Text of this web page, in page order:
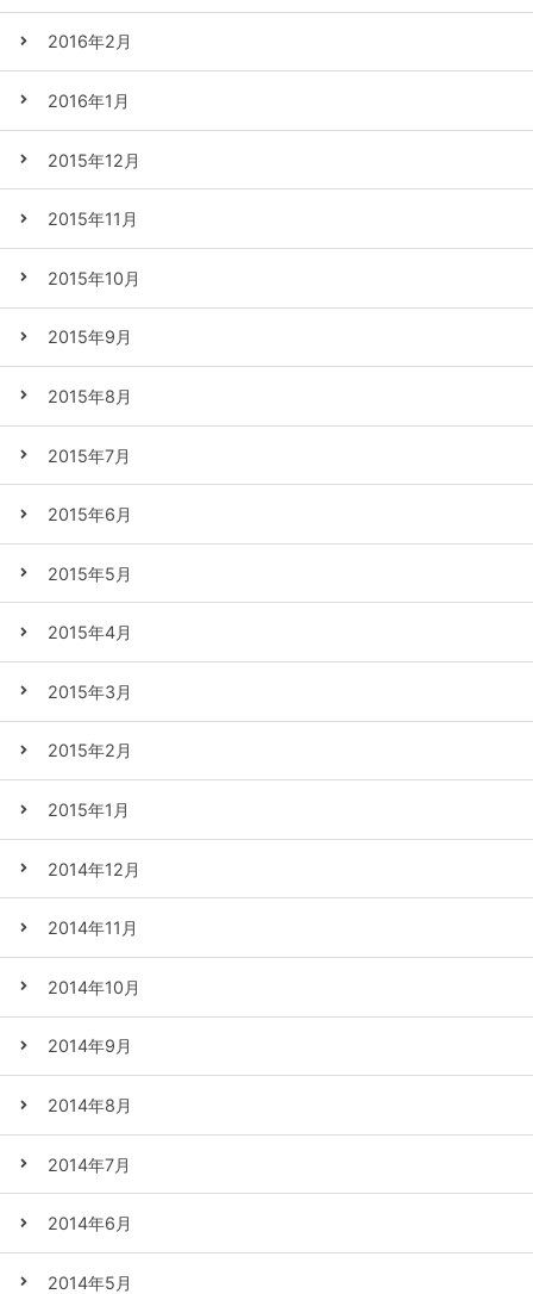
2016年2月
2016年1月
2015年12月
2015年11月
2015年10月
2015年9月
2015年8月
2015年7月
2015年6月
2015年5月
2015年4月
2015年3月
2015年2月
2015年1月
2014年12月
2014年11月
2014年10月
2014年9月
2014年8月
2014年7月
2014年6月
2014年5月